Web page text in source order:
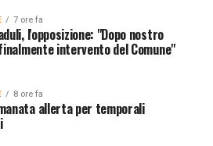
7 ore fa
l'opposizione: "Dopo nostro
intervento del Comune"
8 ore fa
allerta per temporali